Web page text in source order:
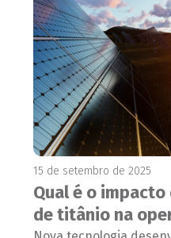
15 de setembro de 2025
Qual é o
de titânio na